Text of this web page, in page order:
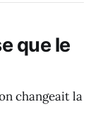
que le
changeait la